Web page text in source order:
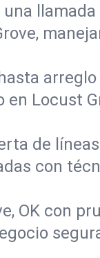
Locust
de
con
OK con